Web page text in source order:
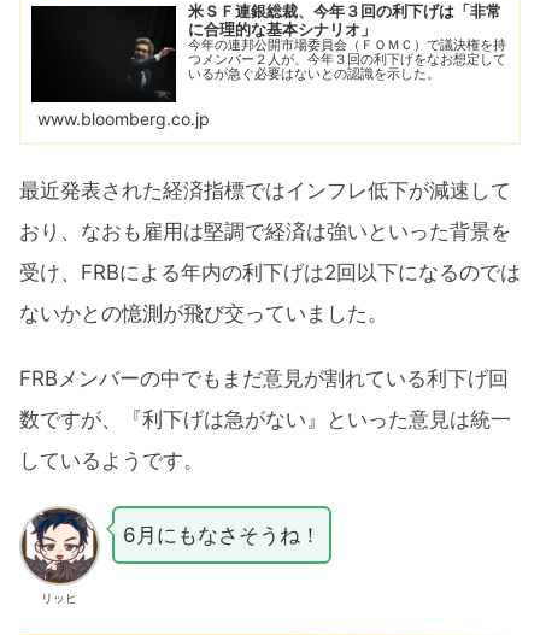
米ＳＦ連銀総裁、今年３回の利下げは「非常
に合理的な基本シナリオ」
今年の連邦公開市場委員会（ＦＯＭＣ）で議決権を持
つメンバー２人が、今年３回の利下げをなお想定して
いるが急ぐ必要はないとの認識を示した。
www.bloomberg.co.jp
最近発表された経済指標ではインフレ低下が減速して
おり、なおも雇用は堅調で経済は強いといった背景を
受け、FRBによる年内の利下げは2回以下になるのでは
ないかとの憶測が飛び交っていました。
FRBメンバーの中でもまだ意見が割れている利下げ回
数ですが、『利下げは急がない』といった意見は統一
しているようです。
リッヒ
6月にもなさそうね！